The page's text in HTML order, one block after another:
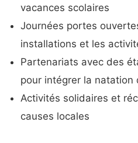
vacances scolaires
Journées portes
installations et les
Partenariats avec des
pour intégrer la
Activités solidaires et
causes locales